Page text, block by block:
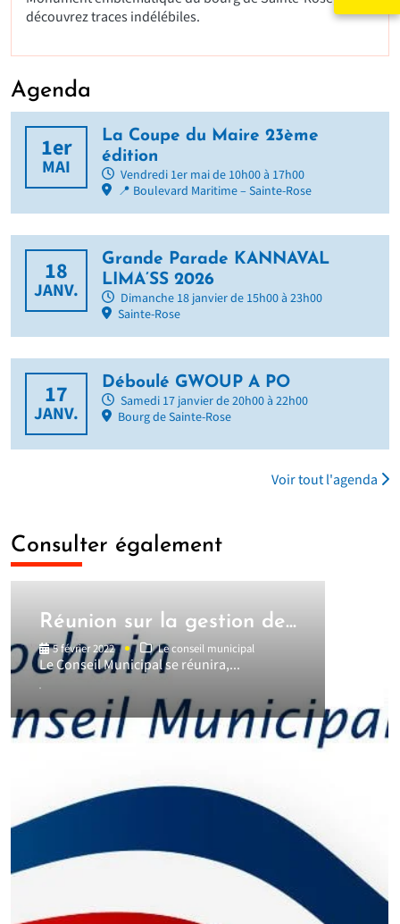
découvrez traces indélébiles.
Agenda
1er
MAI
La Coupe du Maire 23ème
édition
Vendredi 1er mai de 10h00 à 17h00
📍 Boulevard Maritime – Sainte-Rose
18
JANV.
Grande Parade KANNAVAL
LIMA’SS 2026
Dimanche 18 janvier de 15h00 à 23h00
Sainte-Rose
17
JANV.
Déboulé GWOUP A PO
Samedi 17 janvier de 20h00 à 22h00
Bourg de Sainte-Rose
Voir tout l'agenda
Consulter également
Réunion sur la gestion de...
5 février 2022 Le conseil municipal
Le Conseil Municipal se réunira,...